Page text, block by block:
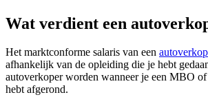
Wat verdient een
Het marktconforme salaris van een
afhankelijk van de opleiding die je hebt
autoverkoper worden wanneer je een MBO
hebt afgerond.